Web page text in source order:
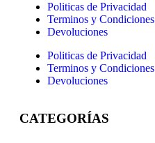
Politicas de Privacidad
Terminos y Condiciones
Devoluciones
Politicas de Privacidad
Terminos y Condiciones
Devoluciones
CATEGORÍAS